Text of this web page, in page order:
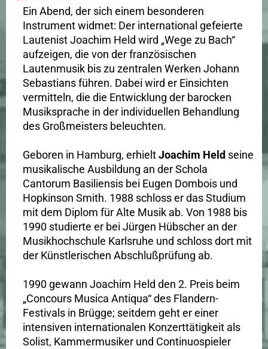
Ein Abend, der sich einem besonderen
Instrument widmet: Der international gefeierte
Lautenist Joachim Held wird „Wege zu Bach“
aufzeigen, die von der französischen
Lautenmusik bis zu zentralen Werken Johann
Sebastians führen. Dabei wird er Einsichten
vermitteln, die die Entwicklung der barocken
Musiksprache in der individuellen Behandlung
des Großmeisters beleuchten.
Geboren in Hamburg, erhieltJoachim Held seine
musikalische Ausbildung an der Schola
Cantorum Basiliensis bei Eugen Dombois und
Hopkinson Smith. 1988 schloss er das Studium
mit dem Diplom für Alte Musik ab. Von 1988 bis
1990 studierte er bei Jürgen Hübscher an der
Musikhochschule Karlsruhe und schloss dort mit
der Künstlerischen Abschlußprüfung ab.
1990 gewann Joachim Held den 2. Preis beim
„Concours Musica Antiqua“ des Flandern-
Festivals in Brügge; seitdem geht er einer
intensiven internationalen Konzerttätigkeit als
Solist, Kammermusiker und Continuospieler